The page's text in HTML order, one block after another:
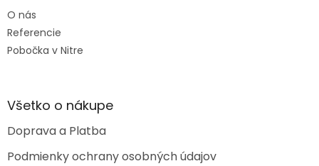
e
O nás
Referencie
Pobočka v Nitre
Všetko o nákupe
Doprava a Platba
Podmienky ochrany osobných údajov